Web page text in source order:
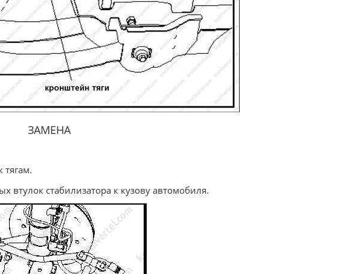
ЗАМЕНА
тягам.
втулок стабилизатора к кузову автомобиля.